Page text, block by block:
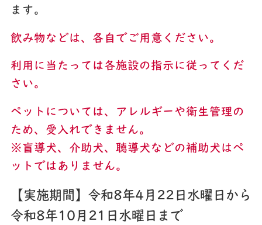
ます。
飲み物などは、各自でご用意ください。
利用に当たっては各施設の指示に従ってくだ
さい。
ペットについては、アレルギーや衛生管理の
ため、受入れできません。
※盲導犬、介助犬、聴導犬などの補助犬はペ
ットではありません。
【実施期間】令和8年4月22日水曜日から
令和8年10月21日水曜日まで